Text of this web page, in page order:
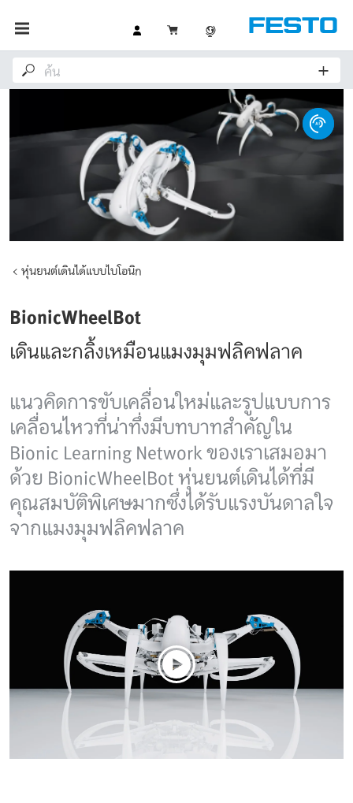
หุ่นยนต์เดินได้แบบไบโอนิก
BionicWheelBot
เดินและกลิ้งเหมือนแมงมุมฟลิคฟลาค
แนวคิดการขับเคลื่อนใหม่และรูปแบบการ
เคลื่อนไหวที่น่าทึ่งมีบทบาทสำคัญใน
Bionic Learning Network ของเราเสมอมา
ด้วย BionicWheelBot หุ่นยนต์เดินได้ที่มี
คุณสมบัติพิเศษมากซึ่งได้รับแรงบันดาลใจ
จากแมงมุมฟลิคฟลาค